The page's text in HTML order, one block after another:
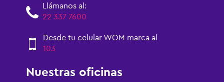
Llámanos al:
22 337 7600
Desde tu celular WOM marca al
103
Nuestras oficinas